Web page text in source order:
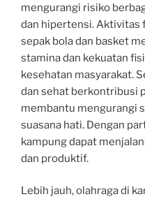
mengurangi risiko
dan hipertensi. Aktivitas
sepak bola dan basket
stamina dan kekuatan
kesehatan masyarakat.
dan sehat berkontribusi
membantu mengurangi
suasana hati. Dengan
kampung dapat
dan produktif.
Lebih jauh, olahraga di